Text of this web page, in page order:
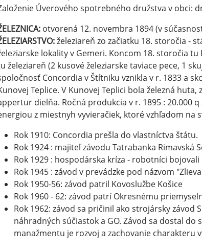
Úverového spotrebného družstva v obci:
otvorená 12. novembra 1894 (v
železiareň zo začiatku 18. storočia -
lokality v Gemeri. Koncom 18. storočia
železiareň (2 kusové železiarske taviace pece, 1
Concordia v Štítniku vznikla v r. 1833 a
Teplice. V Kunovej Teplici bola železná
dielňa. Ročná produkcia v r. 1895 : 20.000
z miestnyh vyvieračiek, ktoré vzhľadom na
Rok 1910: Concordia prešla do vlastníctva štátu.
Rok 1924 : majiteľ závodu Tatrabanka Rimavská
Rok 1929 : hospodárska kríza - robotníci
Rok 1945 : závod v prevádzke pod názvom
Rok 1950-56: závod patril Kovoslužbe Košice
Rok 1960 - 62: závod patrí Okresnému
Rok 1962: závod sa pričinil ako strojársky závod
náhradných súčiastok a GO. Závod sa dostal
manažmentu je rozvoj a zachovanie